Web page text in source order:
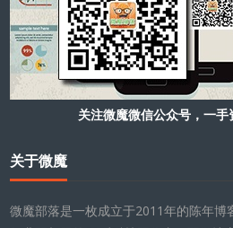
关注微魔微信公众号，一手
关于微魔
微魔部落是一枚成立于2011年的陈年博